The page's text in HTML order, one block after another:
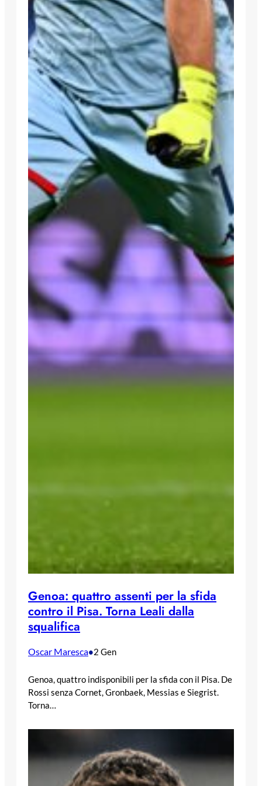
Genoa: quattro assenti per la sfida
contro il Pisa. Torna Leali dalla
squalifica
Oscar Maresca•2 Gen
Genoa, quattro indisponibili per la sfida con il Pisa. De
Rossi senza Cornet, Gronbaek, Messias e Siegrist.
Torna…